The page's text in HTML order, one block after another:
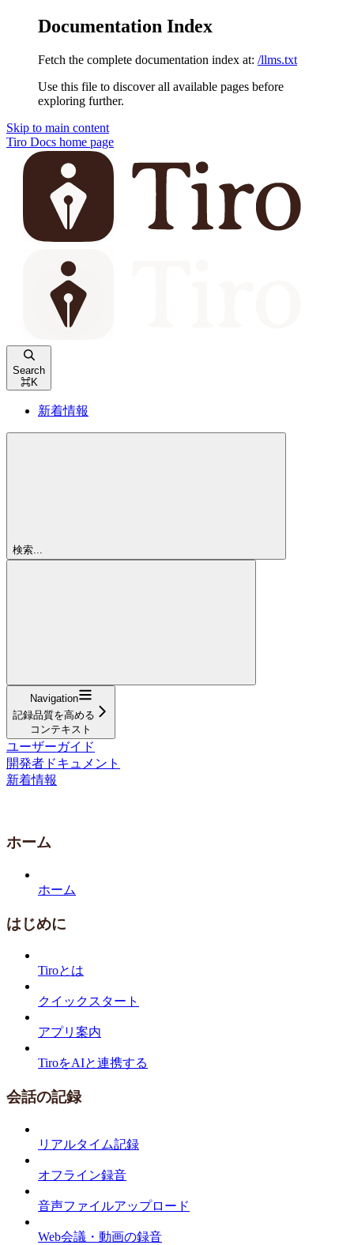
Documentation Index
Fetch the complete documentation index at: /llms.txt
Use this file to discover all available pages before
exploring further.
Skip to main content
Tiro Docs home page
Search
⌘K
新着情報
検索...
Navigation
記録品質を高める
コンテキスト
ユーザーガイド
開発者ドキュメント
新着情報
ホーム
ホーム
はじめに
Tiroとは
クイックスタート
アプリ案内
TiroをAIと連携する
会話の記録
リアルタイム記録
オフライン録音
音声ファイルアップロード
Web会議・動画の録音